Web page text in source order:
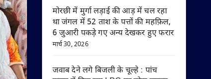
मोरछी में मुर्गा लड़ाई की आड़ में चल रहा
था जंगल में 52 ताश के पत्तों की महफ़िल,
6 जुआरी पकड़े गए अन्य देखकर हुए फरार
मार्च 30, 2026
जवाब देने लगे बिजली के चूल्हे : पांच